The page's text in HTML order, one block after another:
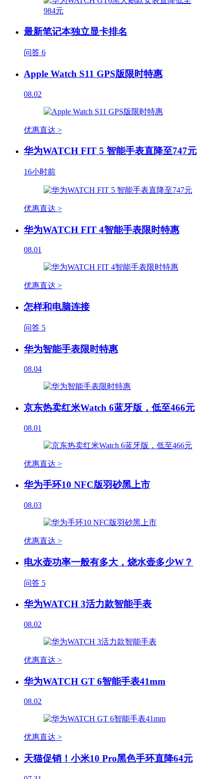
最新笔记本独立显卡排名
问答 6
Apple Watch S11 GPS版限时特惠
08.02
优惠直达 >
华为WATCH FIT 5 智能手表直降至747元
16小时前
优惠直达 >
华为WATCH FIT 4智能手表限时特惠
08.01
优惠直达 >
怎样和电脑连接
问答 5
华为智能手表限时特惠
08.04
京东热卖红米Watch 6蓝牙版，低至466元
08.01
优惠直达 >
华为手环10 NFC版羽砂黑上市
08.03
优惠直达 >
电水壶功率一般有多大，烧水壶多少W？
问答 5
华为WATCH 3活力款智能手表
08.02
优惠直达 >
华为WATCH GT 6智能手表41mm
08.02
优惠直达 >
天猫促销！小米10 Pro黑色手环直降64元